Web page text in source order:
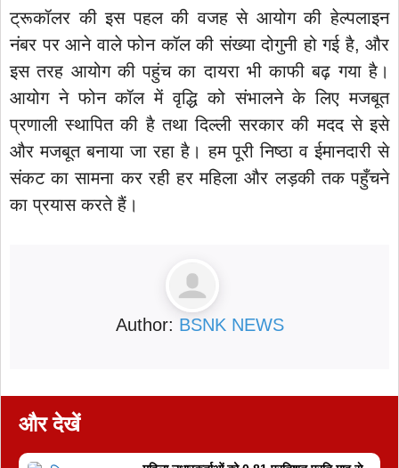
ट्रूकॉलर की इस पहल की वजह से आयोग की हेल्पलाइन
नंबर पर आने वाले फोन कॉल की संख्या दोगुनी हो गई है, और
इस तरह आयोग की पहुंच का दायरा भी काफी बढ़ गया है।
आयोग ने फोन कॉल में वृद्धि को संभालने के लिए मजबूत
प्रणाली स्थापित की है तथा दिल्ली सरकार की मदद से इसे
और मजबूत बनाया जा रहा है। हम पूरी निष्ठा व ईमानदारी से
संकट का सामना कर रही हर महिला और लड़की तक पहुँचने
का प्रयास करते हैं।
Author: BSNK NEWS
और देखें